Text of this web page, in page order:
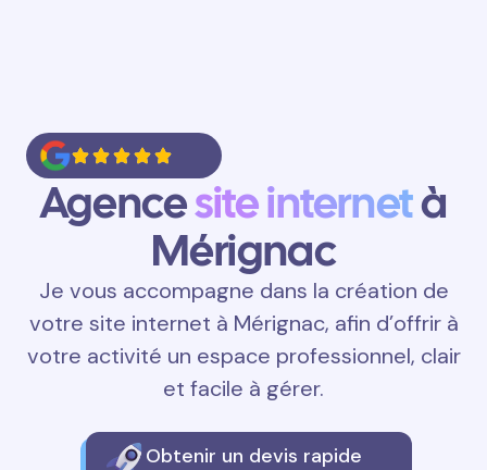
Agencesite internetà
Mérignac
Je vous accompagne dans la création de
votre site internet à Mérignac, afin d’offrir à
votre activité un espace professionnel, clair
et facile à gérer.
Obtenir un devis rapide